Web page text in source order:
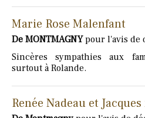
Marie Rose Malenfant
De MONTMAGNYpour l'avis de
Sincères sympathies aux
surtout à Rolande.
Renée Nadeau et